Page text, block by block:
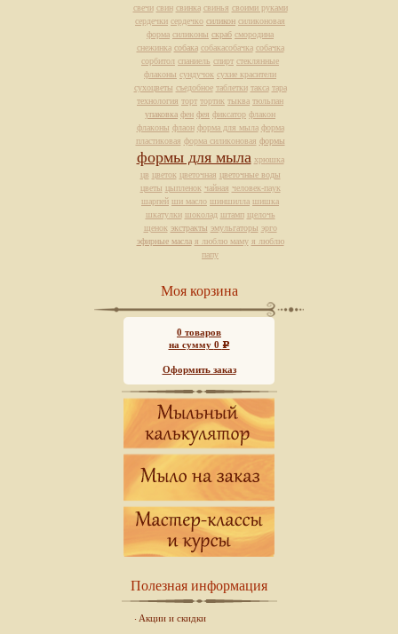
свечи свин свинка свинья своими руками
сердечки сердечко силикон силиконовая
форма силиконы скраб смородина
снежинка собака собакасобачка собачка
сорбитол спаниель спирт стеклянные
флаконы сундучок сухие красители
сухоцветы съедобное таблетки такса тара
технология торт тортик тыква тюльпан
упаковка фен фея фиксатор флакон
флаконы флаон форма для мыла форма
пластиковая форма силиконовая формы
формы для мыла хрюшка
цв цветок цветочная цветочные воды
цветы цыпленок чайная человек-паук
шарпей ши масло шиншилла шишка
шкатулки шоколад штамп щелочь
щенок экстракты эмульгаторы эрго
эфирные масла я люблю маму я люблю
папу
Моя корзина
0 товаров
на сумму 0 Р
Оформить заказ
Полезная информация
Акции и скидки